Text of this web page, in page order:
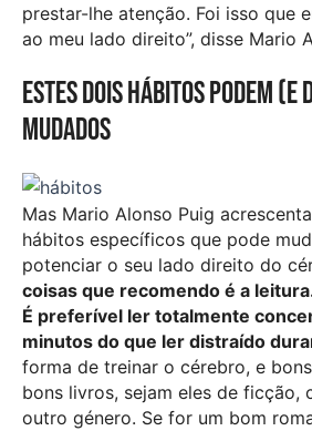
prestar-lhe atenção. Foi isso que
ao meu lado direito”, disse Mario
Estes dois hábitos podem (e
mudados
Mas Mario Alonso Puig
hábitos específicos que pode
potenciar o seu lado direito do
coisas que recomendo é a
É preferível ler totalmente
minutos do que ler distraído
forma de treinar o cérebro, e
bons livros, sejam eles de ficção,
outro género. Se for um bom